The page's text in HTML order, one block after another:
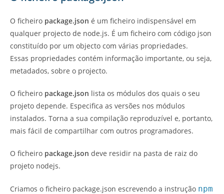
O ficheiro package.json é um ficheiro indispensável em
qualquer projecto de node.js. É um ficheiro com código json
constituído por um objecto com várias propriedades.
Essas propriedades contém informação importante, ou seja,
metadados, sobre o projecto.
O ficheiro package.json lista os módulos dos quais o seu
projeto depende. Especifica as versões nos módulos
instalados. Torna a sua compilação reproduzível e, portanto,
mais fácil de compartilhar com outros programadores.
O ficheiro package.json deve residir na pasta de raiz do
projeto nodejs.
Criamos o ficheiro package.json escrevendo a instrução npm